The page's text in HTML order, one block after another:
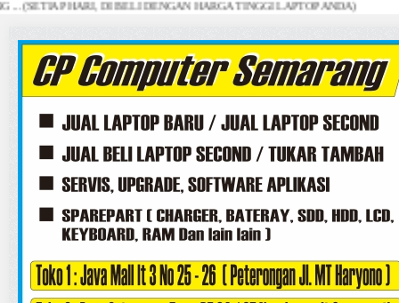
HARI, DI BELI DENGAN HARGA TINGGI LAPTOP ANDA)